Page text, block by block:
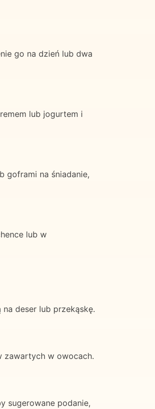
go na dzień lub dwa
lub jogurtem i
goframi na śniadanie,
lub w
deser lub przekąskę.
zawartych w owocach.
sugerowane podanie,